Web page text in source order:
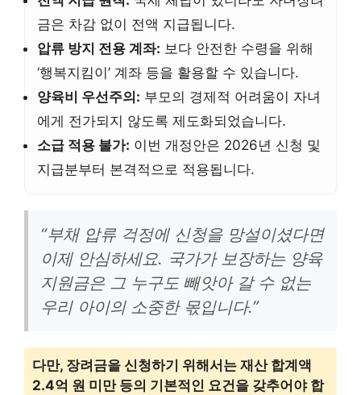
금은 차감 없이 전액 지급됩니다.
압류 방지 전용 계좌: 보다 안전한 수령을 위해
‘행복지킴이’ 계좌 등을 활용할 수 있습니다.
양육비 우선주의: 부모의 경제적 어려움이 자녀
에게 전가되지 않도록 제도화되었습니다.
소급 적용 불가: 이번 개정안은 2026년 신청 및
지급분부터 본격적으로 적용됩니다.
“부채 압류 걱정에 신청을 망설이셨다면
이제 안심하세요. 국가가 보장하는 양육
지원금은 그 누구도 빼앗아 갈 수 없는
우리 아이의 소중한 몫입니다.”
다만, 장려금을 신청하기 위해서는 재산 합계액
2.4억 원 미만 등의 기본적인 요건을 갖추어야 합